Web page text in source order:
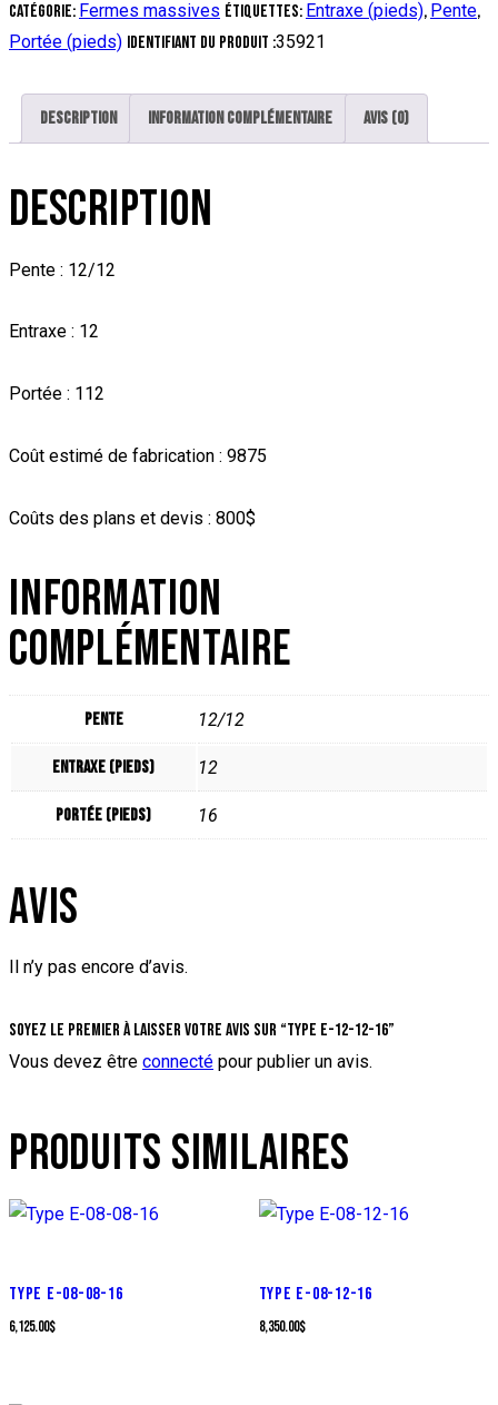
Catégorie: Fermes massives Étiquettes: Entraxe (pieds), Pente,
Portée (pieds) Identifiant du produit :35921
Description Information complémentaire Avis (0)
DESCRIPTION
Pente : 12/12
Entraxe : 12
Portée : 112
Coût estimé de fabrication : 9875
Coûts des plans et devis : 800$
INFORMATION
COMPLÉMENTAIRE
Pente 12/12
Entraxe (pieds) 12
Portée (pieds) 16
AVIS
Il n’y pas encore d’avis.
Soyez le premier à laisser votre avis sur “Type E-12-12-16”
Vous devez être connecté pour publier un avis.
PRODUITS SIMILAIRES
TYPE E-08-08-16
6,125.00$
TYPE E-08-12-16
8,350.00$